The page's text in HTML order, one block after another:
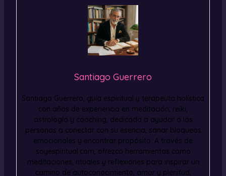
Santiago Guerrero
Santiago Guerrero, guía espiritual y terapeuta holística
con años de experiencia en meditación, reiki,
astrología y coaching, dedicada a ayudar a las
personas a conectar con su esencia, sanar bloqueos
emocionales y encontrar propósito. A través de
soyespiritual.com, ofrezco herramientas como
meditaciones, rituales y reflexiones para inspirar un
camino de autoconocimiento, amor y plenitud,